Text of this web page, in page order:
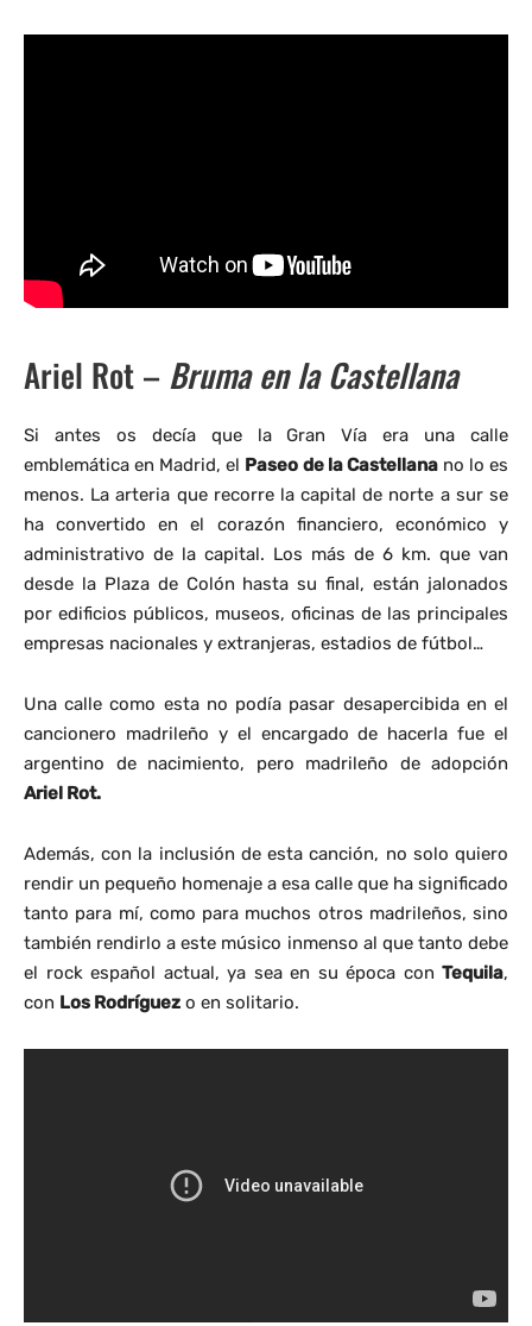
Ariel Rot – Bruma en la Castellana
Si antes os decía que la Gran Vía era una calle
emblemática en Madrid, el Paseo de la Castellanano lo es
menos. La arteria que recorre la capital de norte a sur se
ha convertido en el corazón financiero, económico y
administrativo de la capital. Los más de 6 km. que van
desde la Plaza de Colón hasta su final, están jalonados
por edificios públicos, museos, oficinas de las principales
empresas nacionales y extranjeras, estadios de fútbol…
Una calle como esta no podía pasar desapercibida en el
cancionero madrileño y el encargado de hacerla fue el
argentino de nacimiento, pero madrileño de adopción
Ariel Rot.
Además, con la inclusión de esta canción, no solo quiero
rendir un pequeño homenaje a esa calle que ha significado
tanto para mí, como para muchos otros madrileños, sino
también rendirlo a este músico inmenso al que tanto debe
el rock español actual, ya sea en su época con Tequila,
con Los Rodríguez o en solitario.